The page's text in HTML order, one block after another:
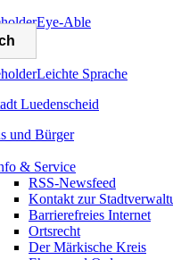
Eye-Able
Leichte Sprache
und Bürger
& Service
RSS-Newsfeed
Kontakt zur
Barrierefreies Internet
Ortsrecht
Der Märkische Kreis